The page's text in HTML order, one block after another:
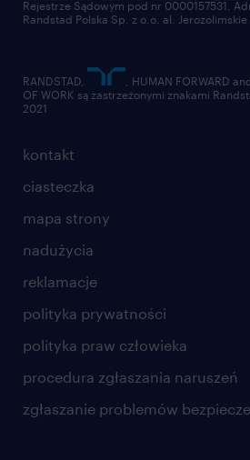
kontakt
ciasteczka
mapa strony
nadużycia
reklamacje
polityka prywatności
polityka praw człowieka
procedura zgłaszania naruszeń
zgłaszanie problemów
Rejestrze Sądowym pod nr 0000157531.
Randstad Polska Sp. z o.o. al.
RANDSTAD,
, HUMAN FORWARD
OF WORK są zastrzeżonymi znakami
2021